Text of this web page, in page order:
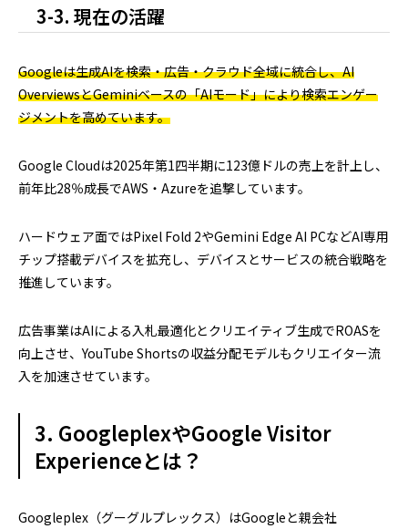
3-3. 現在の活躍
Googleは生成AIを検索・広告・クラウド全域に統合し、AI
OverviewsとGeminiベースの「AIモード」により検索エンゲー
ジメントを高めています。
Google Cloudは2025年第1四半期に123億ドルの売上を計上し、
前年比28％成長でAWS・Azureを追撃しています。
ハードウェア面ではPixel Fold 2やGemini Edge AI PCなどAI専用
チップ搭載デバイスを拡充し、デバイスとサービスの統合戦略を
推進しています。
広告事業はAIによる入札最適化とクリエイティブ生成でROASを
向上させ、YouTube Shortsの収益分配モデルもクリエイター流
入を加速させています。
3. GoogleplexやGoogle Visitor
Experienceとは？
Googleplex（グーグルプレックス）はGoogleと親会社